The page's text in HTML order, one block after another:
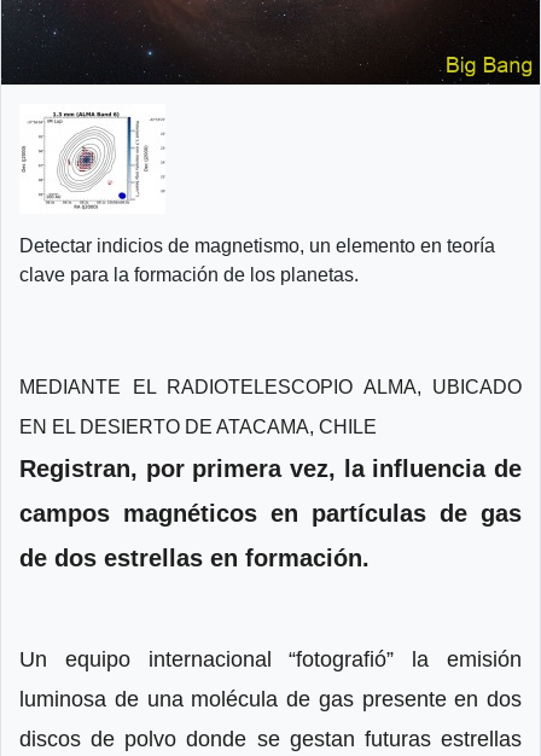
Detectar indicios de magnetismo, un elemento en teoría
clave para la formación de los planetas.
MEDIANTE EL RADIOTELESCOPIO ALMA, UBICADO
EN EL DESIERTO DE ATACAMA, CHILE
Registran, por primera vez, la influencia de
campos magnéticos en partículas de gas
de dos estrellas en formación.
Un equipo internacional “fotografió” la emisión
luminosa de una molécula de gas presente en dos
discos de polvo donde se gestan futuras estrellas